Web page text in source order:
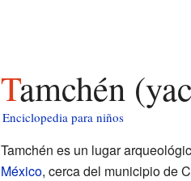
Tamchén
Enciclopedia para niños
Tamchén es un lugar
México, cerca del municipio de